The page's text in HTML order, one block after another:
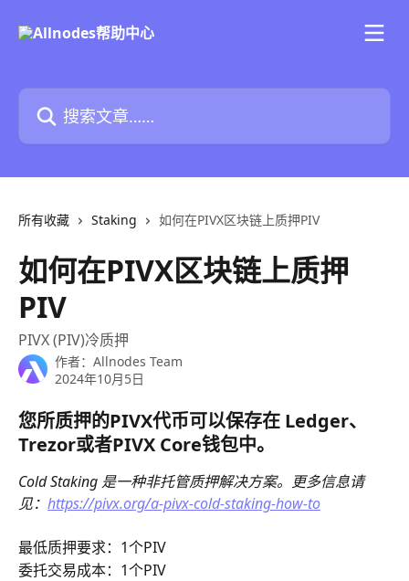
搜索文章……
所有收藏 Staking 如何在PIVX区块链上质押PIV
如何在PIVX区块链上质押
PIV
PIVX (PIV)冷质押
作者： Allnodes Team
2024年10月5日
您所质押的PIVX代币可以保存在 Ledger、
Trezor或者PIVX Core钱包中。
Cold Staking 是一种非托管质押解决方案。更多信息请
见： https://pivx.org/a-pivx-cold-staking-how-to
最低质押要求：1个PIV
委托交易成本：1个PIV